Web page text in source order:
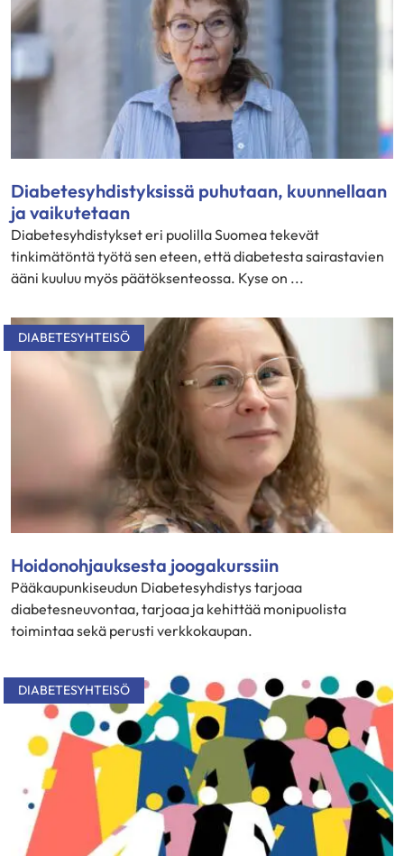
Diabetesyhdistyksissä puhutaan, kuunnellaan
ja vaikutetaan
Diabetesyhdistykset eri puolilla Suomea tekevät
tinkimätöntä työtä sen eteen, että diabetesta sairastavien
ääni kuuluu myös päätöksenteossa. Kyse on ...
DIABETESYHTEISÖ
Hoidonohjauksesta joogakurssiin
Pääkaupunkiseudun Diabetesyhdistys tarjoaa
diabetesneuvontaa, tarjoaa ja kehittää monipuolista
toimintaa sekä perusti verkkokaupan.
DIABETESYHTEISÖ